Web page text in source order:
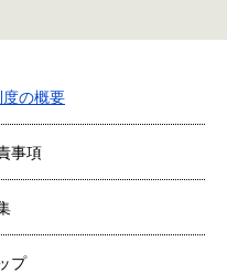
の概要
事項
プ